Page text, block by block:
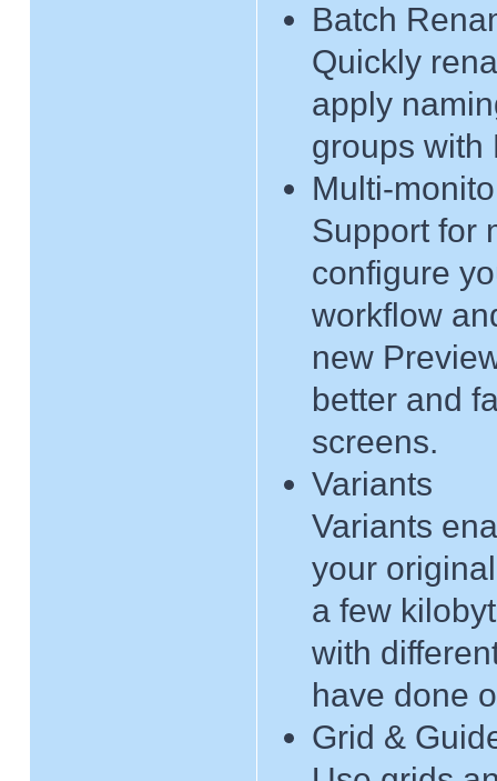
Batch
Quickly
apply
groups with
Multi-
Support for
configure
workflow
new
better and
screens.
Variants
Variants
your
a few
with
have done
Grid &